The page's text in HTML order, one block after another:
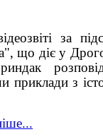
за
що діє у
приклади з